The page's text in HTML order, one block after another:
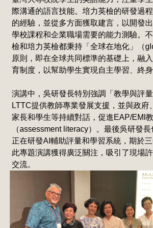
際溝通的語言技能。培力英檢的研發過
的經驗，並從多方面獲取建言，以開發出
學校課程和企業職場需要的能力測驗。
檢和培力英檢都秉持「全球在地化」（
原則，即在全球共同標準的基礎上，融
育制度，以幫助學生實現自主學習、終
演講中，吳研發長特別強調「教學與評量
LTTC提供教師專業發展支援，並與政府
家長和學生等持續對話，促進EAP/EMI
（assessment literacy）。最後吳研發
正在研發AI輔助評量和學習系統，期於三
此專題演講獲得廣泛關注，吸引了現場
交流。